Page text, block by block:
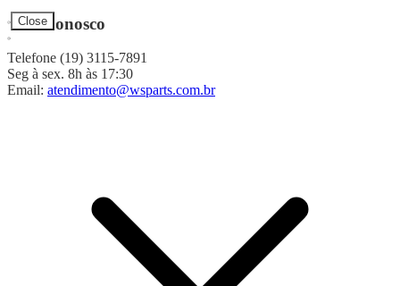
Close
Fale Conosco
Telefone (19) 3115-7891
Seg à sex. 8h às 17:30
Email: atendimento@wsparts.com.br